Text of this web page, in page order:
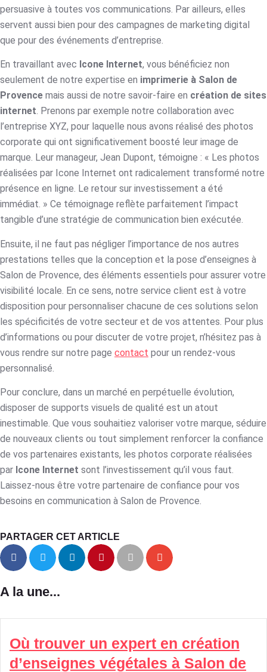
persuasive à toutes vos communications. Par ailleurs, elles
servent aussi bien pour des campagnes de marketing digital
que pour des événements d’entreprise.
En travaillant avec Icone Internet, vous bénéficiez non
seulement de notre expertise en imprimerie à Salon de
Provence mais aussi de notre savoir-faire en création de sites
internet. Prenons par exemple notre collaboration avec
l’entreprise XYZ, pour laquelle nous avons réalisé des photos
corporate qui ont significativement boosté leur image de
marque. Leur manageur, Jean Dupont, témoigne : « Les photos
réalisées par Icone Internet ont radicalement transformé notre
présence en ligne. Le retour sur investissement a été
immédiat. » Ce témoignage reflète parfaitement l’impact
tangible d’une stratégie de communication bien exécutée.
Ensuite, il ne faut pas négliger l’importance de nos autres
prestations telles que la conception et la pose d’enseignes à
Salon de Provence, des éléments essentiels pour assurer votre
visibilité locale. En ce sens, notre service client est à votre
disposition pour personnaliser chacune de ces solutions selon
les spécificités de votre secteur et de vos attentes. Pour plus
d’informations ou pour discuter de votre projet, n’hésitez pas à
vous rendre sur notre page contact pour un rendez-vous
personnalisé.
Pour conclure, dans un marché en perpétuelle évolution,
disposer de supports visuels de qualité est un atout
inestimable. Que vous souhaitiez valoriser votre marque, séduire
de nouveaux clients ou tout simplement renforcer la confiance
de vos partenaires existants, les photos corporate réalisées
par Icone Internet sont l’investissement qu’il vous faut.
Laissez-nous être votre partenaire de confiance pour vos
besoins en communication à Salon de Provence.
PARTAGER CET ARTICLE
A la une...
Où trouver un expert en création
d’enseignes végétales à Salon de